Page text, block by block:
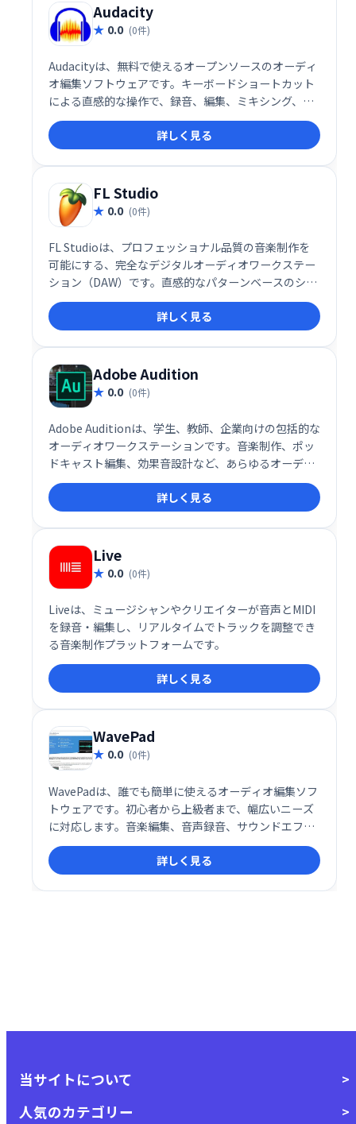
Audacity
0.0 (0件)
Audacityは、無料で使えるオープンソースのオーディ
オ編集ソフトウェアです。キーボードショートカット
による直感的な操作で、録音、編集、ミキシング、エ
フェクト処理など、幅広い機能を備えています。様々
なオーディオファイル形式に対応し、サウンド周波数
の分析も可能です。ミュージシャンや音声編集初心者
にもおすすめです。
詳しく見る
FL Studio
0.0 (0件)
FL Studioは、プロフェッショナル品質の音楽制作を
可能にする、完全なデジタルオーディオワークステー
ション（DAW）です。直感的なパターンベースのシー
ケンサーと豊富なプラグイン、シンセサイザー、エフ
ェクトにより、作曲、アレンジ、録音、編集が容易に
行えます。ドラッグアンドドロップ機能で、楽曲制作
をスムーズに進められます。あらゆるミュージシャン
に最適なツールです。
詳しく見る
Adobe Audition
0.0 (0件)
Adobe Auditionは、学生、教師、企業向けの包括的な
オーディオワークステーションです。音楽制作、ポッ
ドキャスト編集、効果音設計など、あらゆるオーディ
オ制作ニーズに対応する強力なツールを提供します。
直感的なインターフェースで、録音、ミキシング、編
集、修復を効率的に行えます。Adobe Creative Cloud
の一部としても利用可能で、クリエイティブワークフ
ローをさらに強化します。
詳しく見る
Live
0.0 (0件)
Liveは、ミュージシャンやクリエイターが音声とMIDI
を録音・編集し、リアルタイムでトラックを調整でき
る音楽制作プラットフォームです。
詳しく見る
WavePad
0.0 (0件)
WavePadは、誰でも簡単に使えるオーディオ編集ソフ
トウェアです。初心者から上級者まで、幅広いニーズ
に対応します。音楽編集、音声録音、サウンドエフェ
クト追加など、様々な機能を備えています。直感的な
操作性で、高品質なオーディオ編集をスムーズに行え
ます。あなたのオーディオ編集をサポートします。
詳しく見る
当サイトについて
人気のカテゴリー